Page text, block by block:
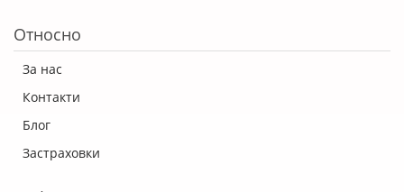
Относно
За нас
Контакти
Блог
Застраховки